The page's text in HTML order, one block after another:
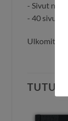
- Sivut n.
- 40 sivua
Ulkomitta